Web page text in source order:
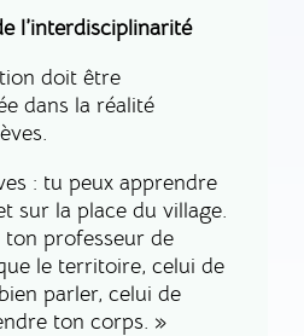
l’interdisciplinarité
doit être
dans la réalité
: tu peux apprendre
sur la place du village.
ton professeur de
le territoire, celui de
parler, celui de
ton corps. »